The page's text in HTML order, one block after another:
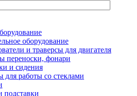
оборудование
и траверсы для двигателя
переноски, фонари
и сидения
для работы со стеклами
подставки